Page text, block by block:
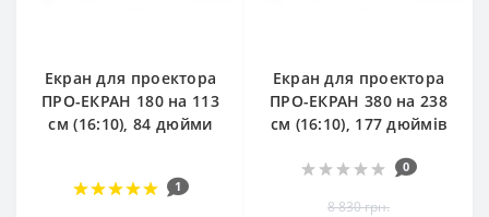
Екран для проектора
ПРО-ЕКРАН 180 на 113
см (16:10), 84 дюйми
1
Екран для проектора
ПРО-ЕКРАН 380 на 238
см (16:10), 177 дюймів
0
8 830 грн.